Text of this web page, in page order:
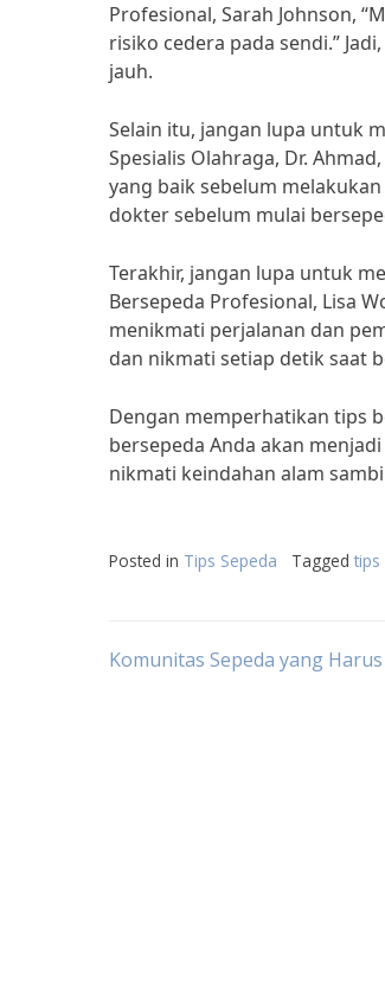
Profesional, Sarah Johnson,
risiko cedera pada sendi.”
jauh.
Selain itu, jangan lupa untuk
Spesialis Olahraga, Dr.
yang baik sebelum
dokter sebelum mulai
Terakhir, jangan lupa untuk
Bersepeda Profesional, Lisa
menikmati perjalanan dan
dan nikmati setiap detik saat
Dengan memperhatikan tips
bersepeda Anda akan
nikmati keindahan alam
Posted in Tips Sepeda Tagged tips
Post
Komunitas Sepeda yang